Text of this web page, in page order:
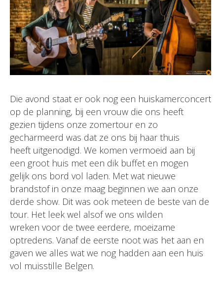
Die avond staat er ook nog een huiskamerconcert
op de planning, bij een vrouw die ons heeft
gezien tijdens onze zomertour en zo
gecharmeerd was dat ze ons bij haar thuis
heeft uitgenodigd. We komen vermoeid aan bij
een groot huis met een dik buffet en mogen
gelijk ons bord vol laden. Met wat nieuwe
brandstof in onze maag beginnen we aan onze
derde show. Dit was ook meteen de beste van de
tour. Het leek wel alsof we ons wilden
wreken voor de twee eerdere, moeizame
optredens. Vanaf de eerste noot was het aan en
gaven we alles wat we nog hadden aan een huis
vol muisstille Belgen.